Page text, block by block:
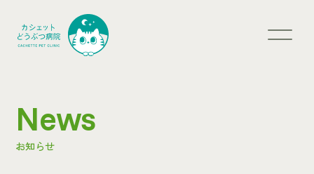
News
お知らせ